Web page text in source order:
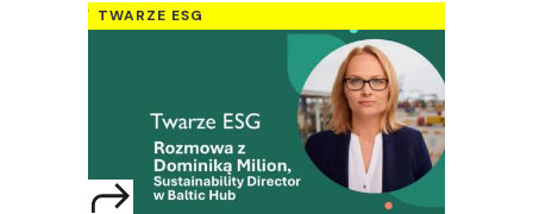
TWARZE ESG